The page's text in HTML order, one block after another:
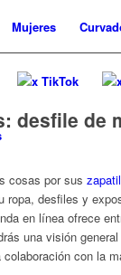
Mujeres
x TikTok
desfile de
cosas por sus
desfiles y
en línea ofrece
una visión
con la